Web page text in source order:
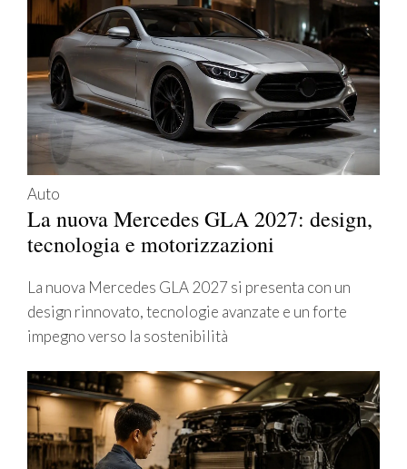
Auto
La nuova Mercedes GLA 2027: design,
tecnologia e motorizzazioni
La nuova Mercedes GLA 2027 si presenta con un
design rinnovato, tecnologie avanzate e un forte
impegno verso la sostenibilità